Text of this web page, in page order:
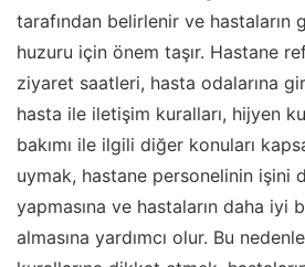
tarafından belirlenir ve hastaların
huzuru için önem taşır. Hastane
ziyaret saatleri, hasta odalarına
hasta ile iletişim kuralları, hijyen
bakımı ile ilgili diğer konuları
uymak, hastane personelinin işini
yapmasına ve hastaların daha iyi
almasına yardımcı olur. Bu